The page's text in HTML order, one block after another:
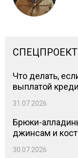
Что делать,
выплатой
31.07.2026
Брюки-
джинсам и
30.07.2026